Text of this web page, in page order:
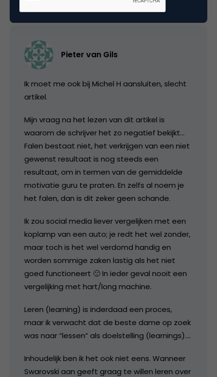
Pieter van Gils
Ik moet me ook bij Michel H aansluiten, slecht
artikel.
Mijn vraag na het lezen van dit artikel is
waarom de schrijver het zo negatief bekijkt…
Falen bestaat niet, het verkrijgen van een niet
gewenst resultaat is nog steeds een
resultaat, om in termen van de gemiddelde
motivatie guru te praten. En zelfs al noem je
het falen, dan is dit zeker geen schande.
Ik zou social media liever vergelijken met een
koplamp van een auto; je redt het wel zonder,
maar toch is het wel verdomd handig en
worden sommige zaken lastig als het niet
goed functioneert 🙂 In ieder geval nooit een
vergelijking met hart/long machine.
Leren (learning) is inderdaad een proces,
maar ik verwacht dat de beste dame op zoek
was naar “lessen” als doelstelling (learnings)….
Inhoudelijk ben ik het ook niet eens. Wanneer
Swarovski aan geeft graag te willen leren over